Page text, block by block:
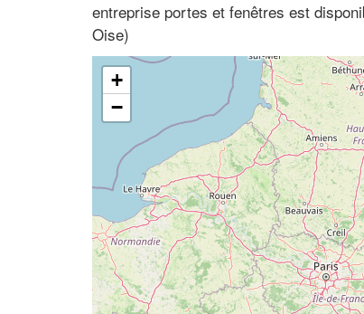
entreprise portes et fenêtres est
Oise)
+
−